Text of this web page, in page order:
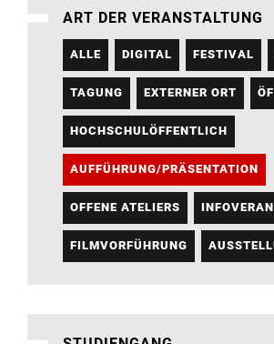
ART DER VERANSTALTUNG
ALLE DIGITAL FESTIVAL
TAGUNG EXTERNER ORT
HOCHSCHULÖFFENTLICH
AUFFÜHRUNG/PRÄSENTATION
OFFENE ATELIERS
FILMVORFÜHRUNG